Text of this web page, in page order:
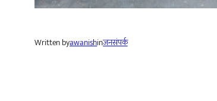
Written byawanishinजनसंपर्क